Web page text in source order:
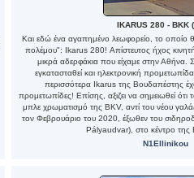
IKARUS 280 - BKK
Και εδώ ένα αγαπημένο λεωφορείο, το οποίο
πολέμου": Ikarus 280! Απίστευτος ήχος
μικρά αδερφάκια που είχαμε στην Αθήνα.
εγκατασταθεί και ηλεκτρονική
περισσότερα Ikarus της Βουδαπέστης
προμετωπίδες! Επίσης, αξιζει να σημειωθεί
μπλε χρωματισμό της BKV, αντί του νέου
τον Φεβρουάριο του 2020, έξωθεν του
Pályaudvar), στο κέντρο της
N1Ellinikou